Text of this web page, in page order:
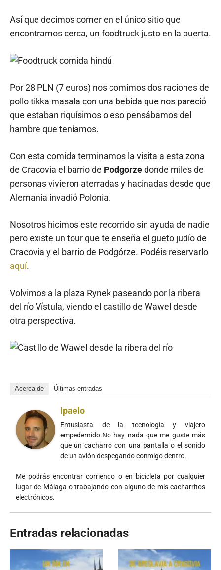
Así que decimos comer en el único sitio que
encontramos cerca, un foodtruck justo en la puerta.
Por 28 PLN (7 euros) nos comimos dos raciones de
pollo tikka masala con una bebida que nos pareció
que estaban riquísimos o eso pensábamos del
hambre que teníamos.
Con esta comida terminamos la visita a esta zona
de Cracovia el barrio de Podgorzedonde miles de
personas vivieron aterradas y hacinadas desde que
Alemania invadió Polonia.
Nosotros hicimos este recorrido sin ayuda de nadie
pero existe un tour que te enseña el gueto judío de
Cracovia y el barrio de Podgórze. Podéis reservarlo
aquí.
Volvimos a la plaza Rynek paseando por la ribera
del río Vístula, viendo el castillo de Wawel desde
otra perspectiva.
Acerca de Últimas entradas
Ipaelo
Entusiasta de la tecnología y viajero
empedernido.No hay nada que me guste más
que un cacharro con una pantalla o el sonido
de un avión despegando conmigo dentro.
Me podrás encontrar corriendo o en bicicleta por cualquier
lugar de Málaga o trabajando con alguno de mis cacharritos
electrónicos.
Entradas relacionadas